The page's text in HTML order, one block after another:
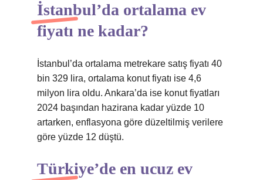
İstanbul’da ortalama ev
fiyatı ne kadar?
İstanbul’da ortalama metrekare satış fiyatı 40
bin 329 lira, ortalama konut fiyatı ise 4,6
milyon lira oldu. Ankara’da ise konut fiyatları
2024 başından hazirana kadar yüzde 10
artarken, enflasyona göre düzeltilmiş verilere
göre yüzde 12 düştü.
Türkiye’de en ucuz ev